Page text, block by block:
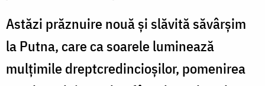
Astăzi prăznuire nouă şi slă­vită săvârșim
la Putna, care ca soarele luminează
mulţimile dreptcredincioşilor, pomeni­rea